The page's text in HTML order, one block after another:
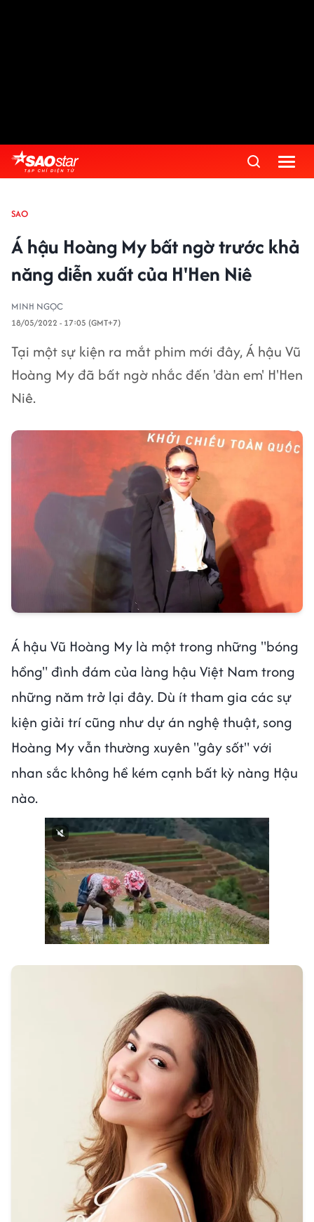
SAO
Á hậu Hoàng My bất ngờ trước khả
năng diễn xuất của H'Hen Niê
MINH NGỌC
18/05/2022 - 17:05 (GMT+7)
Tại một sự kiện ra mắt phim mới đây, Á hậu Vũ
Hoàng My đã bất ngờ nhắc đến 'đàn em' H'Hen
Niê.
Á hậu Vũ Hoàng My là một trong những "bóng
hồng" đình đám của làng hậu Việt Nam trong
những năm trở lại đây. Dù ít tham gia các sự
kiện giải trí cũng như dự án nghệ thuật, song
Hoàng My vẫn thường xuyên "gây sốt" với
nhan sắc không hề kém cạnh bất kỳ nàng Hậu
nào.